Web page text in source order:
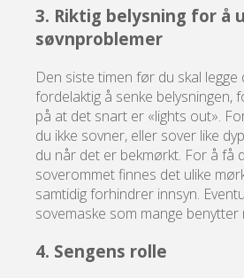
3. Riktig belysning for å
søvnproblemer
Den siste timen før du skal
fordelaktig å senke belysningen,
på at det snart er «lights out».
du ikke sovner, eller sover like
du når det er bekmørkt. For å få
soverommet finnes det ulike
samtidig forhindrer innsyn.
sovemaske som mange
4. Sengens rolle